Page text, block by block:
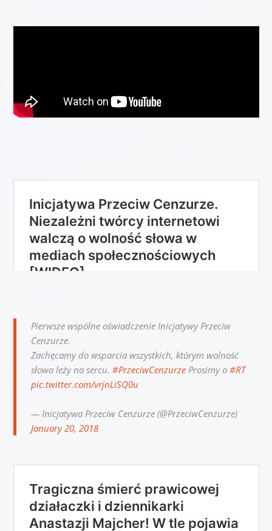
Pierwsze wspólne oświadczenie Inicjatywy Przeciw
Cenzurze.
Zachęcamy do wsparcia wszystkich, którym wolność
słowa leży na sercu. #PrzeciwCenzurzeProsimy o #RT
pic.twitter.com/vrjnLiSQ0u
— Inicjatywa Przeciw Cenzurze (@PrzeciwCenzurze)
January 20, 2018